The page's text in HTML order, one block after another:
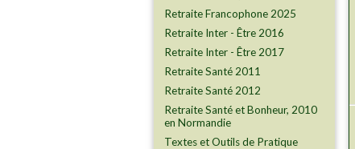
Retraite Francophone 2025
Retraite Inter - Être 2016
Retraite Inter - Être 2017
Retraite Santé 2011
Retraite Santé 2012
Retraite Santé et Bonheur, 2010
en Normandie
Textes et Outils de Pratique